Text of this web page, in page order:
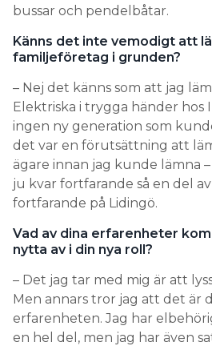
bussar och pendelbåtar.
Känns det inte vemodigt att
familjeföretag i grunden?
– Nej det känns som att jag
Elektriska i trygga händer hos
ingen ny generation som
det var en förutsättning att
ägare innan jag kunde lämna
ju kvar fortfarande så en del
fortfarande på Lidingö.
Vad av dina erfarenheter
nytta av i din nya roll?
– Det jag tar med mig är att
Men annars tror jag att det är
erfarenheten. Jag har
en hel del, men jag har även